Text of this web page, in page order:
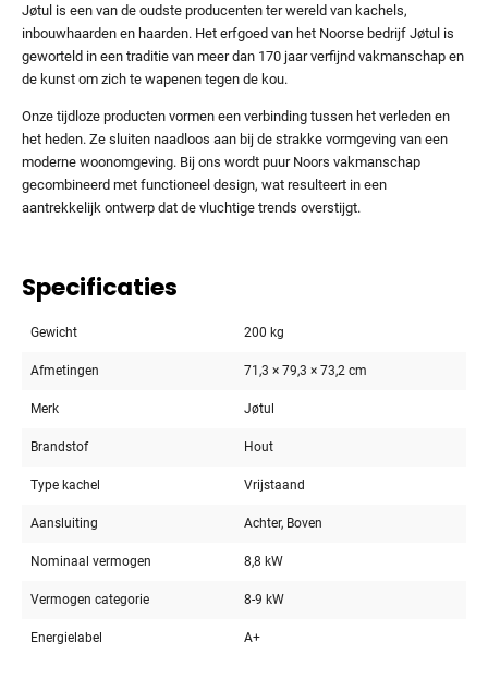
Jøtul is een van de oudste producenten ter wereld van kachels,
inbouwhaarden en haarden. Het erfgoed van het Noorse bedrijf Jøtul is
geworteld in een traditie van meer dan 170 jaar verfijnd vakmanschap en
de kunst om zich te wapenen tegen de kou.
Onze tijdloze producten vormen een verbinding tussen het verleden en
het heden. Ze sluiten naadloos aan bij de strakke vormgeving van een
moderne woonomgeving. Bij ons wordt puur Noors vakmanschap
gecombineerd met functioneel design, wat resulteert in een
aantrekkelijk ontwerp dat de vluchtige trends overstijgt.
Specificaties
Gewicht 200 kg
Afmetingen 71,3 × 79,3 × 73,2 cm
Merk Jøtul
Brandstof Hout
Type kachel Vrijstaand
Aansluiting Achter, Boven
Nominaal vermogen 8,8 kW
Vermogen categorie 8-9 kW
Energielabel A+